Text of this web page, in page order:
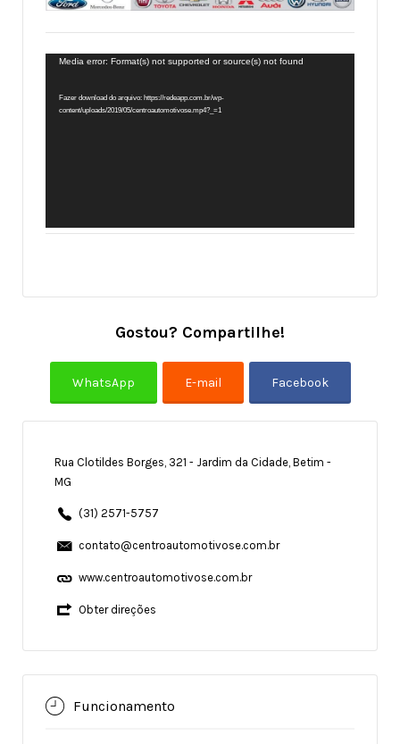
Tocador
vídeo
Media error: Format(s) not supported or source(s) not found
Fazer download do arquivo: https://redeapp.com.br/wp-
content/uploads/2019/05/centroautomotivose.mp4?_=1
Gostou? Compartilhe!
Rua Clotildes Borges, 321 - Jardim da Cidade, Betim -
MG
(31) 2571-5757
contato@centroautomotivose.com.br
www.centroautomotivose.com.br
Obter direções
Funcionamento